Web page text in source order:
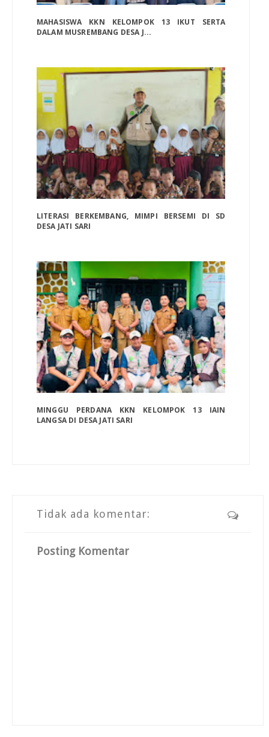
MAHASISWA KKN KELOMPOK 13 IKUT SERTA
DALAM MUSREMBANG DESA J...
LITERASI BERKEMBANG, MIMPI BERSEMI DI SD
DESA JATI SARI
MINGGU PERDANA KKN KELOMPOK 13 IAIN
LANGSA DI DESA JATI SARI
Tidak ada komentar:
Posting Komentar